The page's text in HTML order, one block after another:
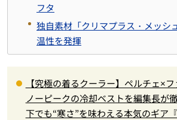
フタ
独自素材「クリマプラス・メッシ
温性を発揮
【究極の着るクーラー】ペルチェ×
ノーピークの冷却ベストを編集長が
下でも“寒さ”を味わえる本気のギア